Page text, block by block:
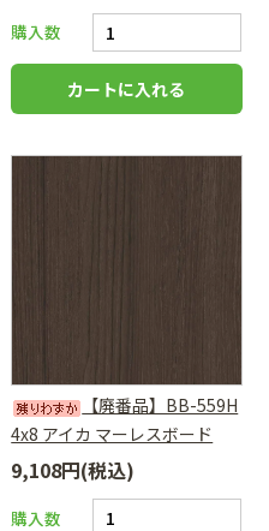
購入数
【廃番品】BB-559H
4x8 アイカ マーレスボード
9,108円(税込)
購入数